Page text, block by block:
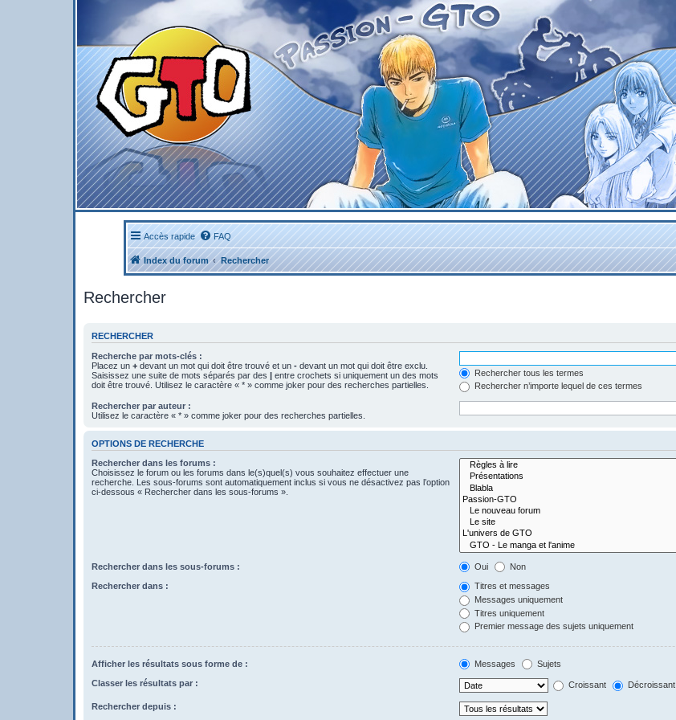
Accès rapide FAQ
Index du forum Rechercher
Rechercher
RECHERCHER
Recherche par mots-clés :
Placez un + devant un mot qui doit être trouvé et un - devant un mot qui doit être exclu.
Saisissez une suite de mots séparés par des | entre crochets si uniquement un des mots
doit être trouvé. Utilisez le caractère « * » comme joker pour des recherches partielles.
Rechercher tous les termes
Rechercher n’importe lequel de ces termes
Rechercher par auteur :
Utilisez le caractère « * » comme joker pour des recherches partielles.
OPTIONS DE RECHERCHE
Rechercher dans les forums :
Choisissez le forum ou les forums dans le(s)quel(s) vous souhaitez effectuer une
recherche. Les sous-forums sont automatiquement inclus si vous ne désactivez pas l’option
ci-dessous « Rechercher dans les sous-forums ».
Rechercher dans les sous-forums : Oui Non
Rechercher dans :
Titres et messages
Messages uniquement
Titres uniquement
Premier message des sujets uniquement
Afficher les résultats sous forme de : Messages Sujets
Classer les résultats par : Croissant Décroissant
Rechercher depuis :